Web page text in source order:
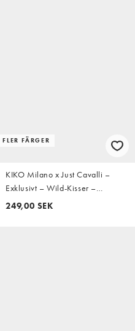
FLER FÄRGER
KIKO Milano x Just Cavalli –
Exklusivt – Wild-Kisser –
Läppstift med SPF30 - 04 Heat
249,00 SEK